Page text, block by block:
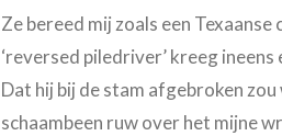
Ze bereed mij zoals een
‘reversed piledriver’ kreeg
Dat hij bij de stam afgebroken
schaambeen ruw over het mijne